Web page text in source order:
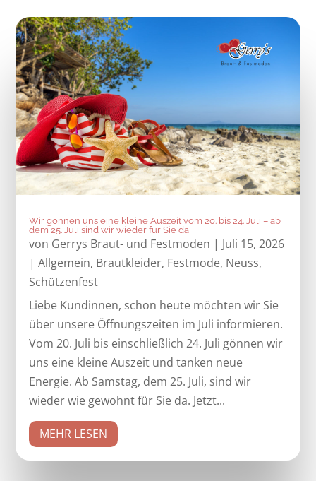
Wir gönnen uns eine kleine Auszeit vom 20. bis 24. Juli – ab
dem 25. Juli sind wir wieder für Sie da
von Gerrys Braut- und Festmoden | Juli 15, 2026
|Allgemein, Brautkleider, Festmode, Neuss,
Schützenfest
Liebe Kundinnen, schon heute möchten wir Sie
über unsere Öffnungszeiten im Juli informieren.
Vom 20. Juli bis einschließlich 24. Juli gönnen wir
uns eine kleine Auszeit und tanken neue
Energie. Ab Samstag, dem 25. Juli, sind wir
wieder wie gewohnt für Sie da. Jetzt...
MEHR LESEN